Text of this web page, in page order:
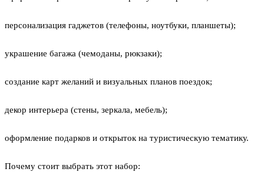
персонализация гаджетов (телефоны, ноутбуки, планшеты);
украшение багажа (чемоданы, рюкзаки);
создание карт желаний и визуальных планов поездок;
декор интерьера (стены, зеркала, мебель);
оформление подарков и открыток на туристическую тематику.
Почему стоит выбрать этот набор: